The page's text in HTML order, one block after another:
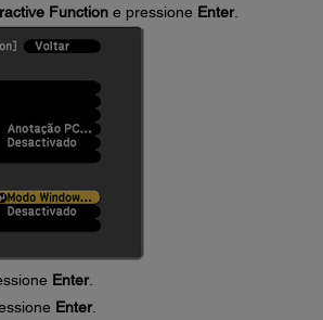
Functione pressione Enter.
Enter.
Enter.